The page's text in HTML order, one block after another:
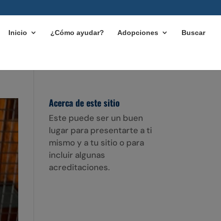
Inicio ¿Cómo ayudar? Adopciones Buscar
Acerca de este sitio
Este puede ser un buen
lugar para presentarte a ti
mismo y a tu sitio o para
incluir algunas
acreditaciones.